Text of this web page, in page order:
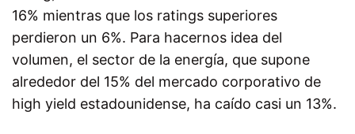
16% mientras que los ratings superiores
perdieron un 6%. Para hacernos idea del
volumen, el sector de la energía, que supone
alrededor del 15% del mercado corporativo de
high yield estadounidense, ha caído casi un 13%.